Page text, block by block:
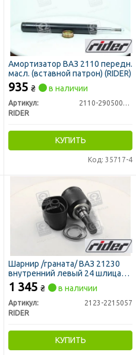
Амортизатор ВАЗ 2110 передн.
масл. (вставной патрон) (RIDER)
935 ₴ в наличии
Артикул:
2110-2905004-01
RIDER
КУПИТЬ
Код: 35717-4
Шарнир /граната/ ВАЗ 21230
внутренний левый 24 шлица
(RIDER)
1 345 ₴ в наличии
Артикул:
2123-2215057
RIDER
КУПИТЬ